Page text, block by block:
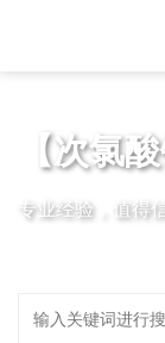
【次氯
专业经验，值得